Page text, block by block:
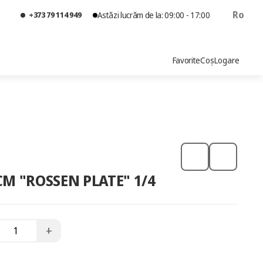
+373 79 114 949 Astăzi lucrăm de la: 09:00 - 17:00 Ro
FavoriteCoșLogare
"ROSSEN PLATE" 1/4
+